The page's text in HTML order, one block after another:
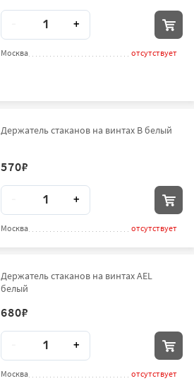
Количество
+
Москва отсутствует
Держатель стаканов на винтах В белый
570₽
Количество
+
Москва отсутствует
Держатель стаканов на винтах AEL
белый
680₽
Количество
+
Москва отсутствует